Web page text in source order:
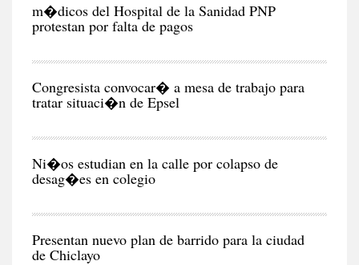
m�dicos del Hospital de la Sanidad PNP
protestan por falta de pagos
Congresista convocar� a mesa de trabajo para
tratar situaci�n de Epsel
Ni�os estudian en la calle por colapso de
desag�es en colegio
Presentan nuevo plan de barrido para la ciudad
de Chiclayo